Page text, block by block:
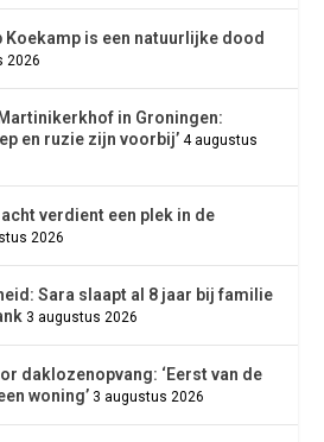
Koekamp is een natuurlijke dood
2026
in Groningen:
en ruzie zijn voorbij’ 4 augustus
verdient een plek in de
2026
Sara slaapt al 8 jaar bij familie
3 augustus 2026
daklozenopvang: ‘Eerst van de
woning’ 3 augustus 2026